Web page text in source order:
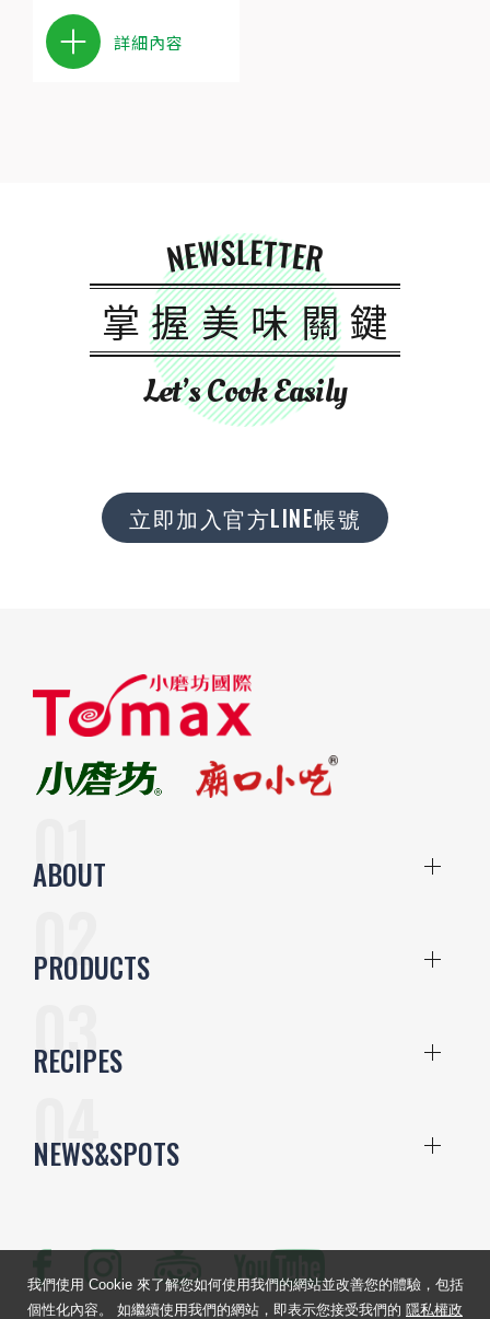
詳細內容
NEWSLETTER
掌握美味關鍵
Let’s Cook Easily
立即加入官方LINE帳號
ABOUT
PRODUCTS
RECIPES
NEWS&SPOTS
我們使用 Cookie 來了解您如何使用我們的網站並改善您的體驗，包括
個性化內容。 如繼續使用我們的網站，即表示您接受我們的 隱私權政